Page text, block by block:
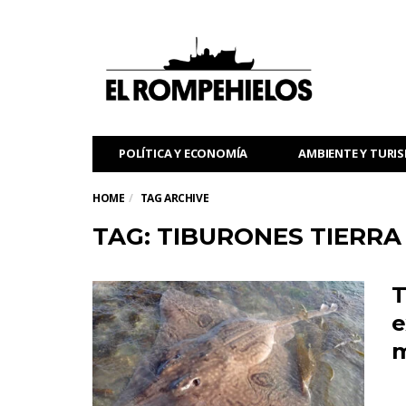
POLÍTICA Y ECONOMÍA AMBIENTE Y
HOME TAG ARCHIVE
TAG: TIBURONES